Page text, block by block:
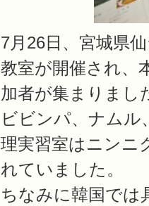
7月26日、宮城県
教室が開催され、
加者が集まりまし
ビビンパ、ナムル
理実習室はニンニ
れていました。
ちなみに韓国では